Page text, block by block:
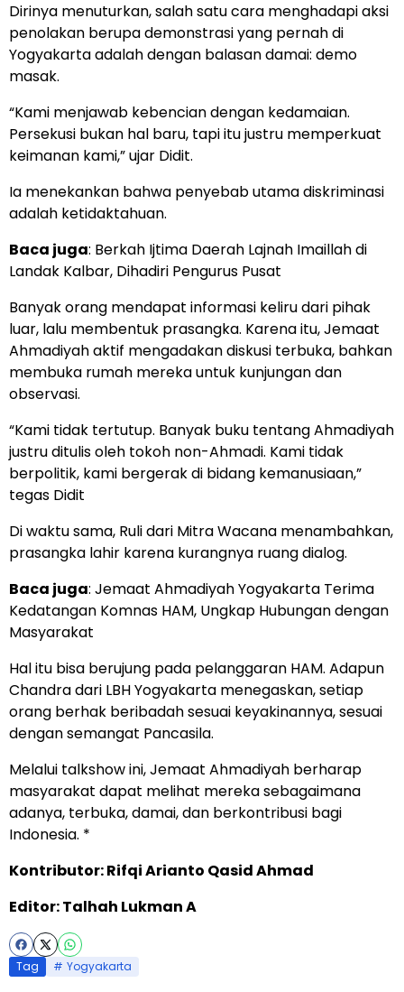
Dirinya menuturkan, salah satu cara menghadapi aksi
penolakan berupa demonstrasi yang pernah di
Yogyakarta adalah dengan balasan damai: demo
masak.
“Kami menjawab kebencian dengan kedamaian.
Persekusi bukan hal baru, tapi itu justru memperkuat
keimanan kami,” ujar Didit.
Ia menekankan bahwa penyebab utama diskriminasi
adalah ketidaktahuan.
Baca juga: Berkah Ijtima Daerah Lajnah Imaillah di
Landak Kalbar, Dihadiri Pengurus Pusat
Banyak orang mendapat informasi keliru dari pihak
luar, lalu membentuk prasangka. Karena itu, Jemaat
Ahmadiyah aktif mengadakan diskusi terbuka, bahkan
membuka rumah mereka untuk kunjungan dan
observasi.
“Kami tidak tertutup. Banyak buku tentang Ahmadiyah
justru ditulis oleh tokoh non-Ahmadi. Kami tidak
berpolitik, kami bergerak di bidang kemanusiaan,”
tegas Didit
Di waktu sama, Ruli dari Mitra Wacana menambahkan,
prasangka lahir karena kurangnya ruang dialog.
Baca juga: Jemaat Ahmadiyah Yogyakarta Terima
Kedatangan Komnas HAM, Ungkap Hubungan dengan
Masyarakat
Hal itu bisa berujung pada pelanggaran HAM. Adapun
Chandra dari LBH Yogyakarta menegaskan, setiap
orang berhak beribadah sesuai keyakinannya, sesuai
dengan semangat Pancasila.
Melalui talkshow ini, Jemaat Ahmadiyah berharap
masyarakat dapat melihat mereka sebagaimana
adanya, terbuka, damai, dan berkontribusi bagi
Indonesia. *
Kontributor: Rifqi Arianto Qasid Ahmad
Editor: Talhah Lukman A
Tag Yogyakarta